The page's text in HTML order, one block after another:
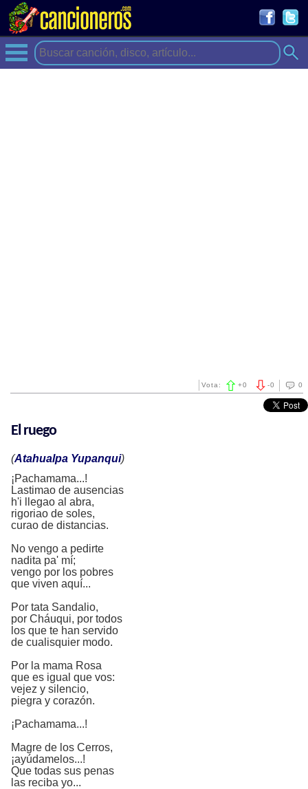
0
-0
Vota: +0
El ruego
(Atahualpa Yupanqui)
¡Pachamama...!
Lastimao de ausencias
h'i llegao al abra,
rigoriao de soles,
curao de distancias.
No vengo a pedirte
nadita pa' mí;
vengo por los pobres
que viven aquí...
Por tata Sandalio,
por Cháuqui, por todos
los que te han servido
de cualisquier modo.
Por la mama Rosa
que es igual que vos:
vejez y silencio,
piegra y corazón.
¡Pachamama...!
Magre de los Cerros,
¡ayúdamelos...!
Que todas sus penas
las reciba yo...